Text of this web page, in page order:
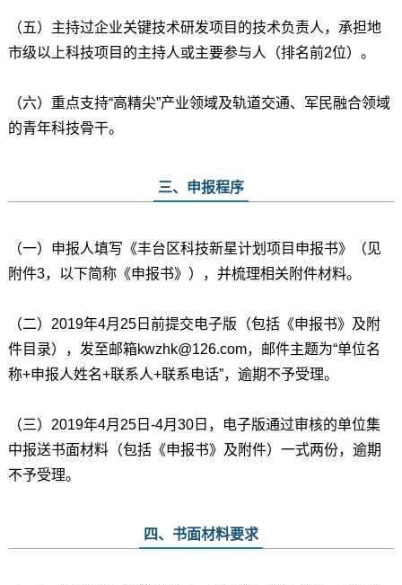
（五）主持过企业关键技术研发项目的技术负责人，承担地
市级以上科技项目的主持人或主要参与人（排名前2位）。
（六）重点支持“高精尖”产业领域及轨道交通、军民融合领域
的青年科技骨干。
三、申报程序
（一）申报人填写《丰台区科技新星计划项目申报书》（见
附件3，以下简称《申报书》），并梳理相关附件材料。
（二）2019年4月25日前提交电子版（包括《申报书》及附
件目录），发至邮箱kwzhk@126.com，邮件主题为“单位名
称+申报人姓名+联系人+联系电话”，逾期不予受理。
（三）2019年4月25日-4月30日，电子版通过审核的单位集
中报送书面材料（包括《申报书》及附件）一式两份，逾期
不予受理。
四、书面材料要求